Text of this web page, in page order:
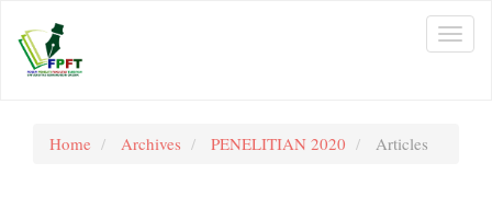
Navigation
Main
Content
Home Archives PENELITIAN 2020 Articles